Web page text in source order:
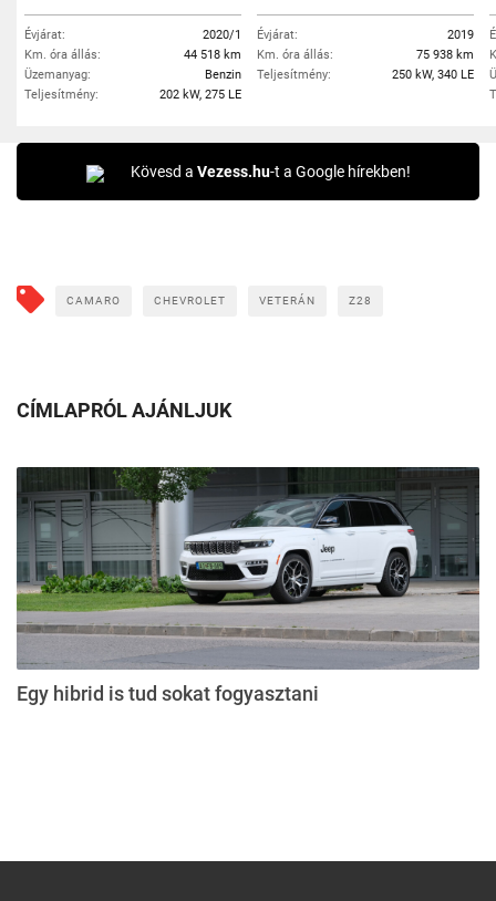
Évjárat:
2020/1
Km. óra állás:
44 518 km
Üzemanyag:
Benzin
Teljesítmény:
202 kW, 275 LE
Évjárat:
2019
Km. óra állás:
75 938 km
Teljesítmény:
250 kW, 340 LE
Kövesd a Vezess.hu-t a Google hírekben!
CAMARO CHEVROLET VETERÁN Z28
CÍMLAPRÓL AJÁNLJUK
Egy hibrid is tud sokat fogyasztani